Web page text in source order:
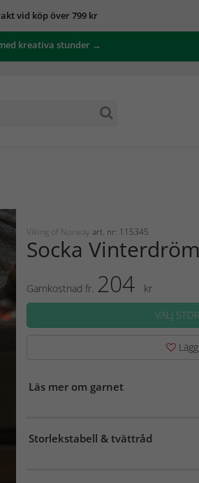
vid köp över 799 kr
kreativa stunder →
Viking of Norway art. nr: 115345
Socka Vinterdröm
Garnkostnad fr. 204
kr
VÄLJ
Läs mer om garnet
Storlekstabell & tvättråd